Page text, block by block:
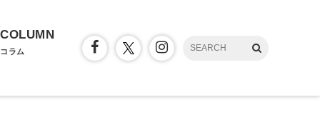
COLUMN
コラム